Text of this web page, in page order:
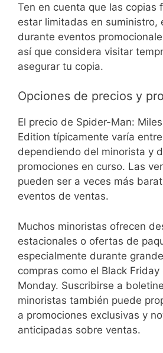
Ten en cuenta que las copias
estar limitadas en suministro,
durante eventos
así que considera visitar
asegurar tu copia.
Opciones de precios y
El precio de Spider-Man:
Edition típicamente varía
dependiendo del minorista y
promociones en curso. Las
pueden ser a veces más
eventos de ventas.
Muchos minoristas ofrecen
estacionales o ofertas de
especialmente durante
compras como el Black Friday
Monday. Suscribirse a
minoristas también puede
a promociones exclusivas y
anticipadas sobre ventas.